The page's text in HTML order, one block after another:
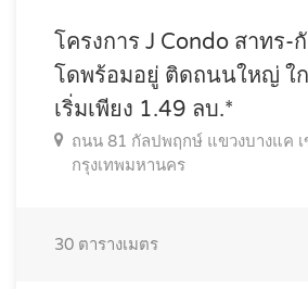
โครงการ J Condo สาทร
โดพร้อมอยู่ ติดถนนใหญ่ ใ
เริ่มเพียง 1.49 ลบ.*
ถนน 81 กัลปพฤกษ์ แขวงบางแค
กรุงเทพมหานคร
30 ตารางเมตร